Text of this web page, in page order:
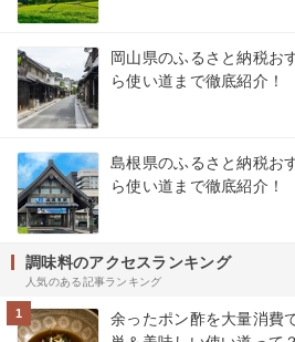
岡山県のふるさと納税お
ら使い道まで徹底紹介！
島根県のふるさと納税お
ら使い道まで徹底紹介！
調味料のアクセスランキング
人気のある記事ランキング
1
余ったポン酢を大量消費